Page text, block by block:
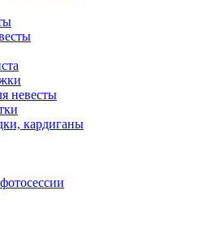
невесты
кардиганы